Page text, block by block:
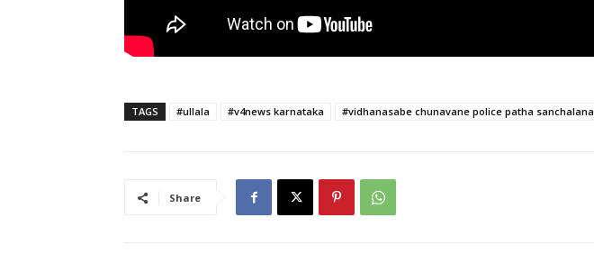
TAGS #ullala #v4news karnataka #vidhanasabe chunavane police patha sanchalana
Share